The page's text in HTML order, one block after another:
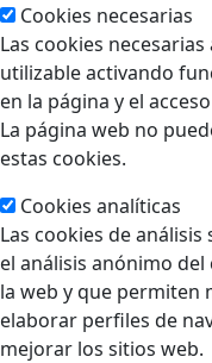
Cookies necesarias
Las cookies
utilizable activando
en la página y el
La página web no
estas cookies.
Cookies analíticas
Las cookies de
el análisis anónimo
la web y que permiten
elaborar perfiles de
mejorar los sitios web.